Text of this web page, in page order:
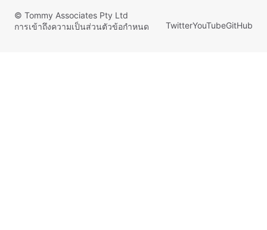
© Tommy Associates Pty Ltd
การเข้าถึงความเป็นส่วนตัวข้อกำหนด TwitterYouTubeGitHub